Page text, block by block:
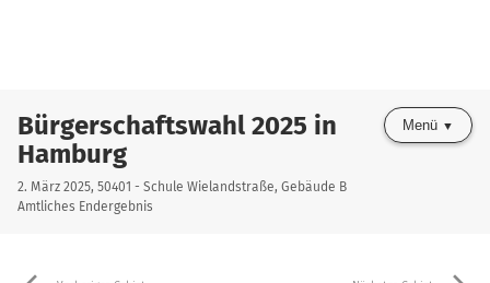
Bürgerschaftswahl 2025 in
Hamburg
2. März 2025, 50401 - Schule Wielandstraße, Gebäude B
Amtliches Endergebnis
Menü